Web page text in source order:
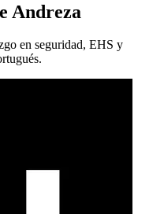
Andreza
en seguridad, EHS y